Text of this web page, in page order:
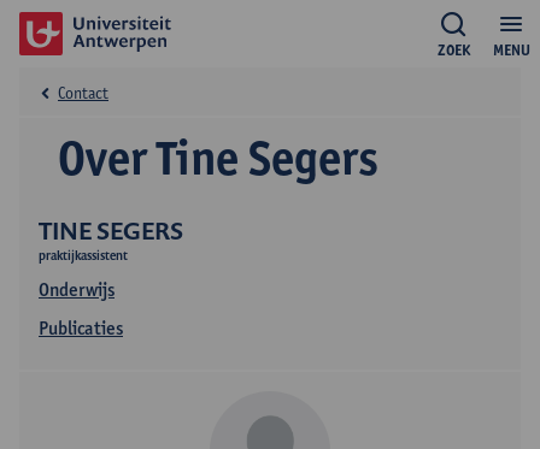
MENU
ZOEK
TINE SEGERS
praktijkassistent
Onderwijs
Publicaties
Over Tine Segers
Contact